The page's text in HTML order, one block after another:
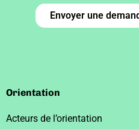
Envoyer une
Orientation
Acteurs de l’orientation